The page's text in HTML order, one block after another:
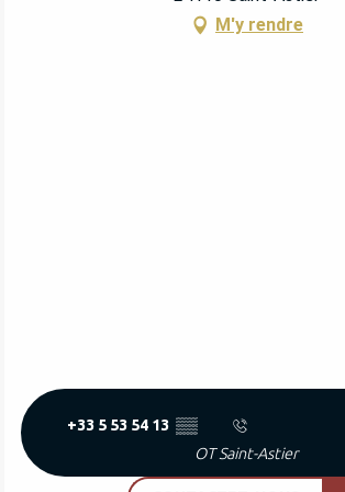
M'y rendre
+33 5 53 54 13 ▒▒
OT Saint-Astier